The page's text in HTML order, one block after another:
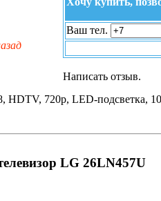
Ваш тел.
Написать отзыв.
HDTV, 720p, LED-подсветка,
LG 26LN457U